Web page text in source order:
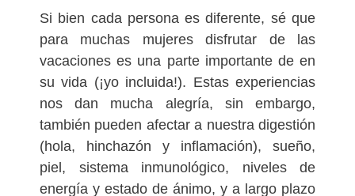
Si bien cada persona es diferente, sé que
para muchas mujeres disfrutar de las
vacaciones es una parte importante de en
su vida (¡yo incluida!). Estas experiencias
nos dan mucha alegría, sin embargo,
también pueden afectar a nuestra digestión
(hola, hinchazón y inflamación), sueño,
piel, sistema inmunológico, niveles de
energía y estado de ánimo, y a largo plazo